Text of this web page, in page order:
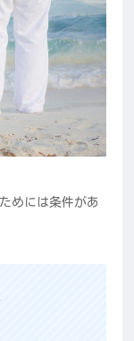
めには条件があ